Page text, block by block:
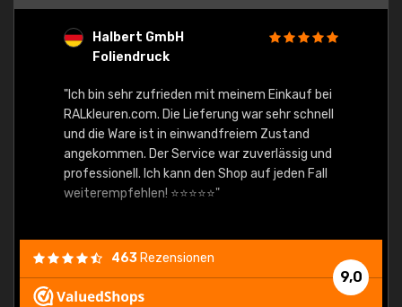
Halbert GmbH
Foliendruck
"Ich bin sehr zufrieden mit meinem Einkauf bei
RALkleuren.com. Die Lieferung war sehr schnell
und die Ware ist in einwandfreiem Zustand
angekommen. Der Service war zuverlässig und
professionell. Ich kann den Shop auf jeden Fall
weiterempfehlen! ⭐⭐⭐⭐⭐"
9,0
463 Rezensionen